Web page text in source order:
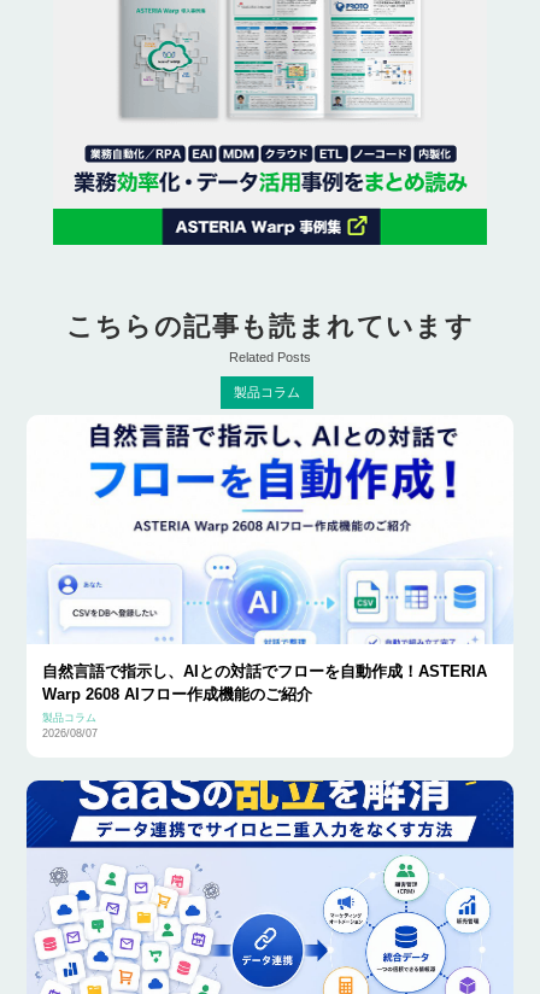
こちらの記事も読まれています
Related Posts
製品コラム
自然言語で指示し、AIとの対話でフローを自動作成！ASTERIA
Warp 2608 AIフロー作成機能のご紹介
製品コラム
2026/08/07